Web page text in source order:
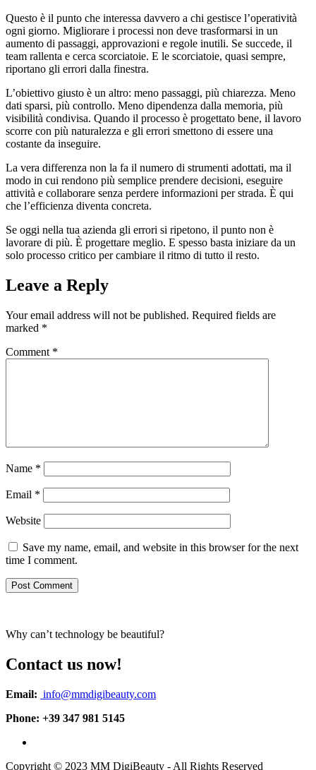
Questo è il punto che interessa davvero a chi gestisce l’operatività
ogni giorno. Migliorare i processi non deve trasformarsi in un
aumento di passaggi, approvazioni e regole inutili. Se succede, il
team rallenta e cerca scorciatoie. E le scorciatoie, quasi sempre,
riportano gli errori dalla finestra.
L’obiettivo giusto è un altro: meno passaggi, più chiarezza. Meno
dati sparsi, più controllo. Meno dipendenza dalla memoria, più
visibilità condivisa. Quando il processo è progettato bene, il lavoro
scorre con più naturalezza e gli errori smettono di essere una
costante da inseguire.
La vera differenza non la fa il numero di strumenti adottati, ma il
modo in cui rendono più semplice prendere decisioni, eseguire
attività e collaborare senza perdere informazioni per strada. È qui
che l’efficienza diventa concreta.
Se oggi nella tua azienda gli errori si ripetono, il punto non è
lavorare di più. È progettare meglio. E spesso basta iniziare da un
solo processo critico per cambiare il ritmo di tutto il resto.
Leave a Reply
Your email address will not be published. Required fields are
marked *
Comment *
Name *
Email *
Website
Save my name, email, and website in this browser for the next
time I comment.
Why can’t technology be beautiful?
Contact us now!
Email: info@mmdigibeauty.com
Phone: +39 347 981 5145
Copyright © 2023 MM DigiBeauty - All Rights Reserved